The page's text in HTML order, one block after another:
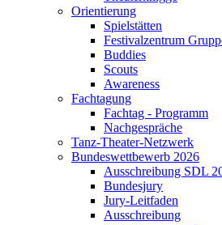
Orientierung
Spielstätten
Festivalzentrum
Buddies
Scouts
Awareness
Fachtagung
Fachtag - Programm
Nachgespräche
Tanz-Theater-Netzwerk
Bundeswettbewerb 2026
Ausschreibung SDL
Bundesjury
Jury-Leitfaden
Ausschreibung